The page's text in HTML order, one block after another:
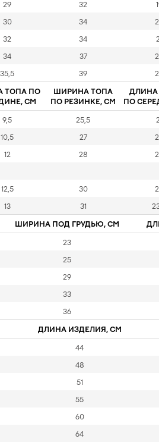
29 32
30 34
32 34
34 37
35,5 39
ТОПА ПО
СМ
ШИРИНА ТОПА
ПО РЕЗИНКЕ, СМ
ДЛИНА
ПО
9,5 25,5
10,5 27
12 28
12,5 30
13 31
ШИРИНА ПОД ГРУДЬЮ, СМ
23
25
29
33
36
ДЛИНА ИЗДЕЛИЯ, СМ
44
48
51
55
60
64